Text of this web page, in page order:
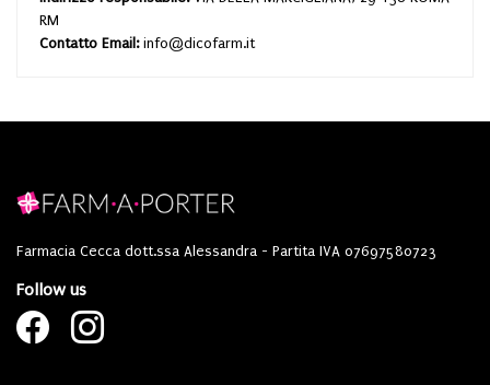
RM
Contatto Email: info@dicofarm.it
Farmacia Cecca dott.ssa Alessandra - Partita IVA 07697580723
Follow us